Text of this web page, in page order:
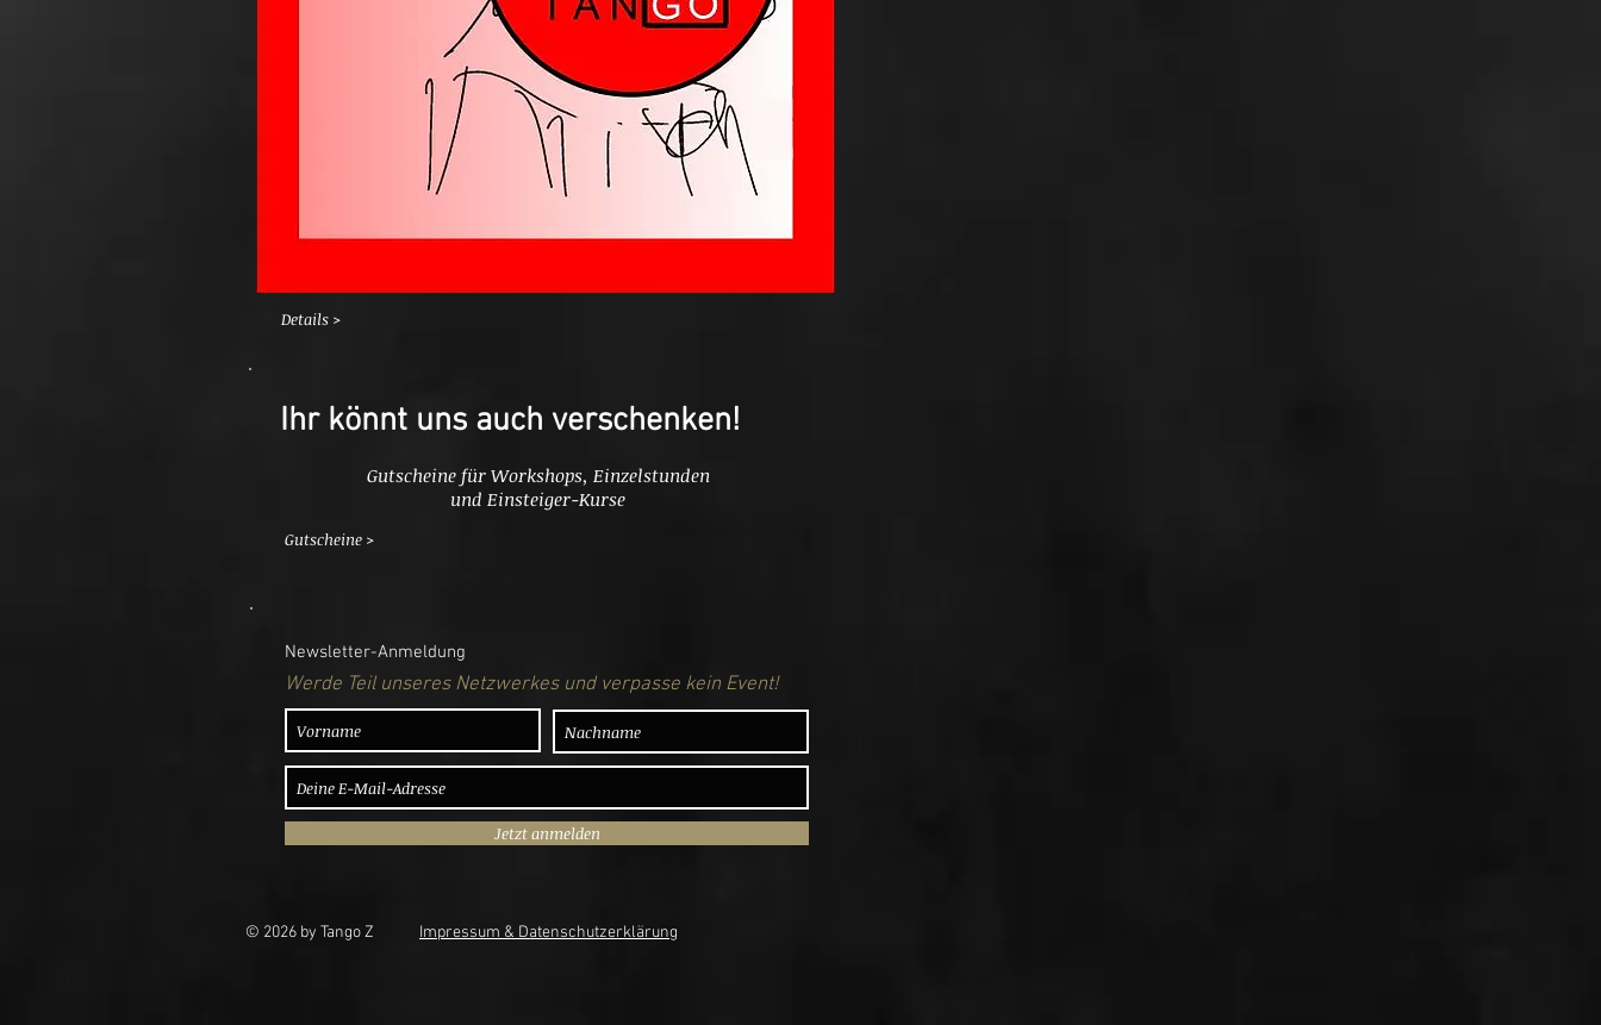
Details >
Ihr könnt uns auch verschenken!
Gutscheine für Workshops, Einzelstunden
und Einsteiger-Kurse
Gutscheine >
Newsletter-Anmeldung
Werde Teil unseres Netzwerkes und verpasse kein Event!
Jetzt anmelden
© 2026 by Tango Z Impressum & Datenschutzerklärung